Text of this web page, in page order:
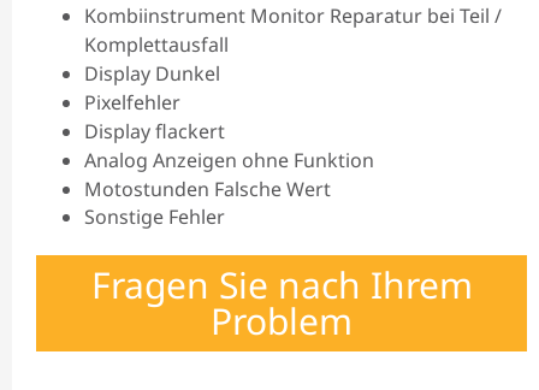
Kombiinstrument Monitor Reparatur bei Teil /
Komplettausfall
Display Dunkel
Pixelfehler
Display flackert
Analog Anzeigen ohne Funktion
Motostunden Falsche Wert
Sonstige Fehler
Fragen Sie nach Ihrem
Problem